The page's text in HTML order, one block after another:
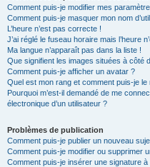
Comment puis-je modifier mes
Comment puis-je masquer mon nom
L’heure n’est pas correcte !
J’ai réglé le fuseau horaire mais l’heure
Ma langue n’apparaît pas dans la liste !
Que signifient les images situées à côté
Comment puis-je afficher un avatar ?
Quel est mon rang et comment puis-je le
Pourquoi m’est-il demandé de me
électronique d’un utilisateur ?
Problèmes de publication
Comment puis-je publier un nouveau
Comment puis-je modifier ou supprimer
Comment puis-je insérer une signature